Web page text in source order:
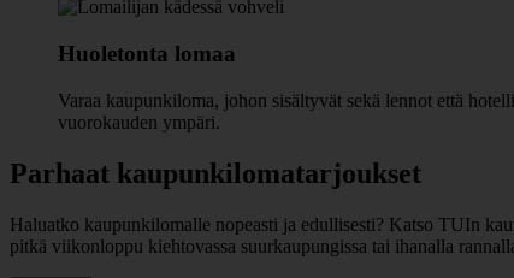
Huoletonta lomaa
Varaa kaupunkiloma, johon sisältyvät sekä lennot että
vuorokauden ympäri.
Parhaat kaupunkilomatarjoukset
Haluatko kaupunkilomalle nopeasti ja edullisesti? Katso TUIn
pitkä viikonloppu kiehtovassa suurkaupungissa tai ihanalla